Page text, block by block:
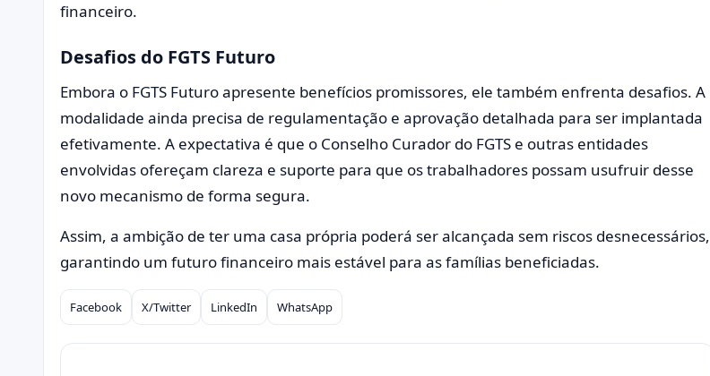
financeiro.
Desafios do FGTS Futuro
Embora o FGTS Futuro apresente benefícios promissores, ele também enfrenta desafios. A
modalidade ainda precisa de regulamentação e aprovação detalhada para ser implantada
efetivamente. A expectativa é que o Conselho Curador do FGTS e outras entidades
envolvidas ofereçam clareza e suporte para que os trabalhadores possam usufruir desse
novo mecanismo de forma segura.
Assim, a ambição de ter uma casa própria poderá ser alcançada sem riscos desnecessários,
garantindo um futuro financeiro mais estável para as famílias beneficiadas.
Compartilhar
Facebook X/Twitter LinkedIn WhatsApp